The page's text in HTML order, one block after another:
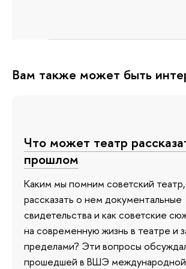
Вам также может быть
Что может театр
прошлом
Каким мы помним советский
рассказать о нем документальные
свидетельства и как советские
на современную жизнь в театре и
пределами? Эти вопросы
прошедшей в ВШЭ международной